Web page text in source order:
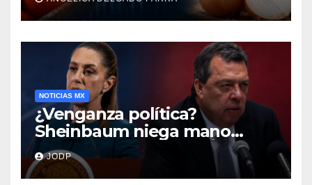
encarecen
NOTICIAS MX
¿Venganza política?
Sheinbaum niega mano
negra en captura de Ángel
Aguirre
JODP